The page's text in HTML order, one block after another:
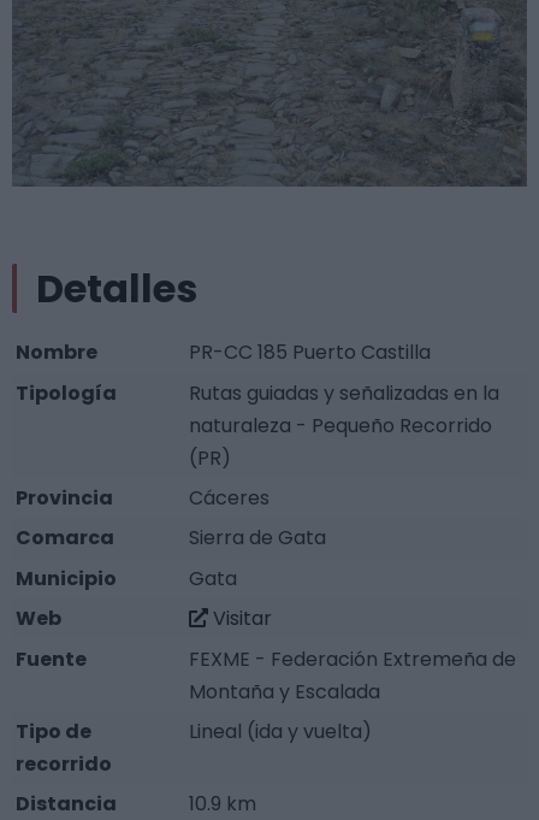
Detalles
Nombre
PR-CC 185 Puerto Castilla
Tipología
Rutas guiadas y señalizadas en la
naturaleza - Pequeño Recorrido
(PR)
Provincia
Cáceres
Comarca
Sierra de Gata
Municipio
Gata
Web
Visitar
Fuente
FEXME - Federación Extremeña de
Montaña y Escalada
Tipo de
recorrido
Lineal (ida y vuelta)
Distancia
10.9 km